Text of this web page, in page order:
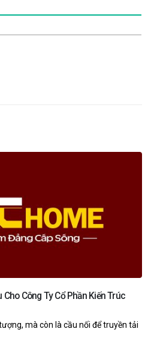
Công Ty Cổ Phần Kiến Trúc
mà còn là cầu nối để truyền tải